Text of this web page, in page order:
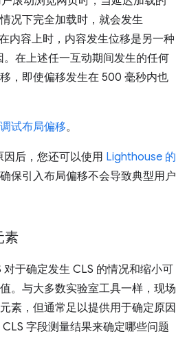
况下完全加载时，就会发生
内容上时，内容发生位移是另一种
。在上述任一互动期间发生的任何
，即使偏移发生在 500 毫秒内也
调试布局偏移。
后，您还可以使用 Lighthouse 的
保引入布局偏移不会导致典型用户
素
于确定发生 CLS 的情况和缩小可
。与大多数实验室工具一样，现场
素，但通常足以提供用于确定原因
字段测量结果来确定哪些问题